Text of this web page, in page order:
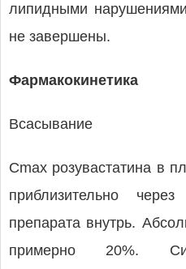
липидными
не завершены.
Фармакокинетика
Всасывание
Cmax розувастатина в
приблизительно
препарата внутрь.
примерно 20%.